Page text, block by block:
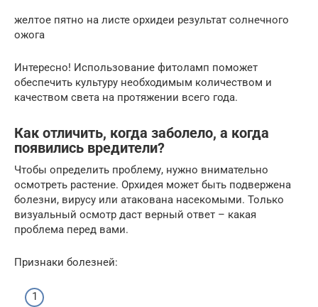
желтое пятно на листе орхидеи результат солнечного
ожога
Интересно! Использование фитоламп поможет
обеспечить культуру необходимым количеством и
качеством света на протяжении всего года.
Как отличить, когда заболело, а когда
появились вредители?
Чтобы определить проблему, нужно внимательно
осмотреть растение. Орхидея может быть подвержена
болезни, вирусу или атакована насекомыми. Только
визуальный осмотр даст верный ответ – какая
проблема перед вами.
Признаки болезней: